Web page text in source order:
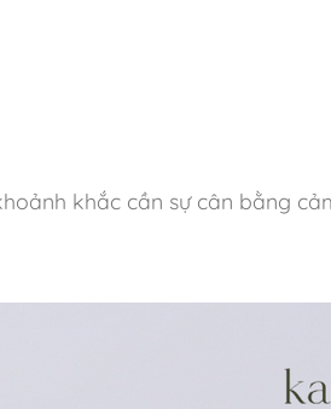
khắc cần sự cân bằng